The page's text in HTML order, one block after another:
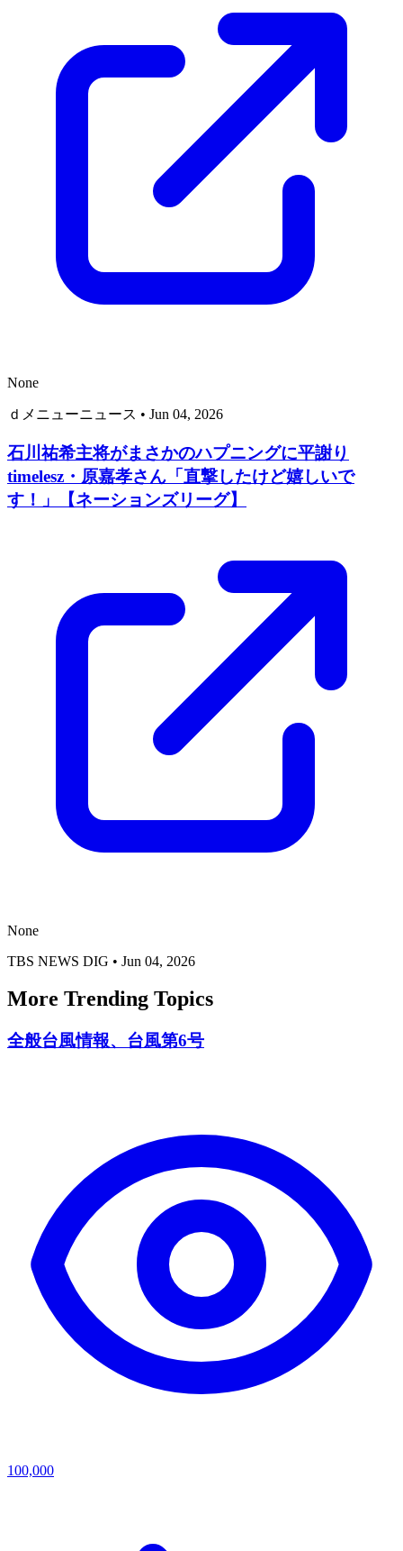
None
ｄメニューニュース • Jun 04, 2026
石川祐希主将がまさかのハプニングに平謝り
timelesz・原嘉孝さん「直撃したけど嬉しいで
す！」【ネーションズリーグ】
None
TBS NEWS DIG • Jun 04, 2026
More Trending Topics
全般台風情報、台風第6号
100,000